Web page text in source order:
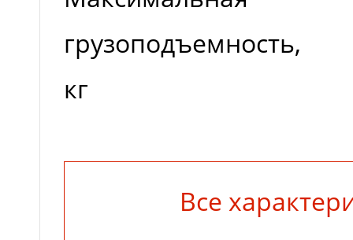
грузоподъемность,
кг
Грузоподъемность
на максимальной
Все